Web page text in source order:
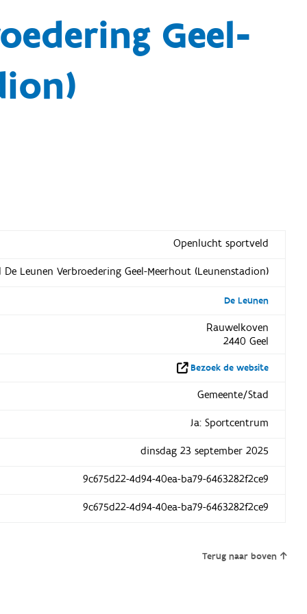
Geel-
Openlucht sportveld
Leunen Verbroedering Geel-Meerhout (Leunenstadion)
De Leunen
Rauwelkoven
2440 Geel
Bezoek de website
Gemeente/Stad
Ja: Sportcentrum
dinsdag 23 september 2025
9c675d22-4d94-40ea-ba79-6463282f2ce9
9c675d22-4d94-40ea-ba79-6463282f2ce9
Terug naar boven